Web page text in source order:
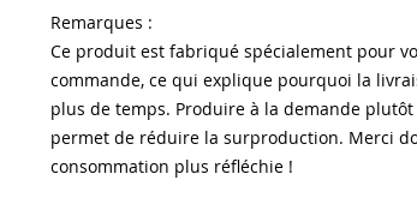
Remarques :
Ce produit est fabriqué spécialement pour
commande, ce qui explique pourquoi la
plus de temps. Produire à la demande
permet de réduire la surproduction. Merci
consommation plus réfléchie !